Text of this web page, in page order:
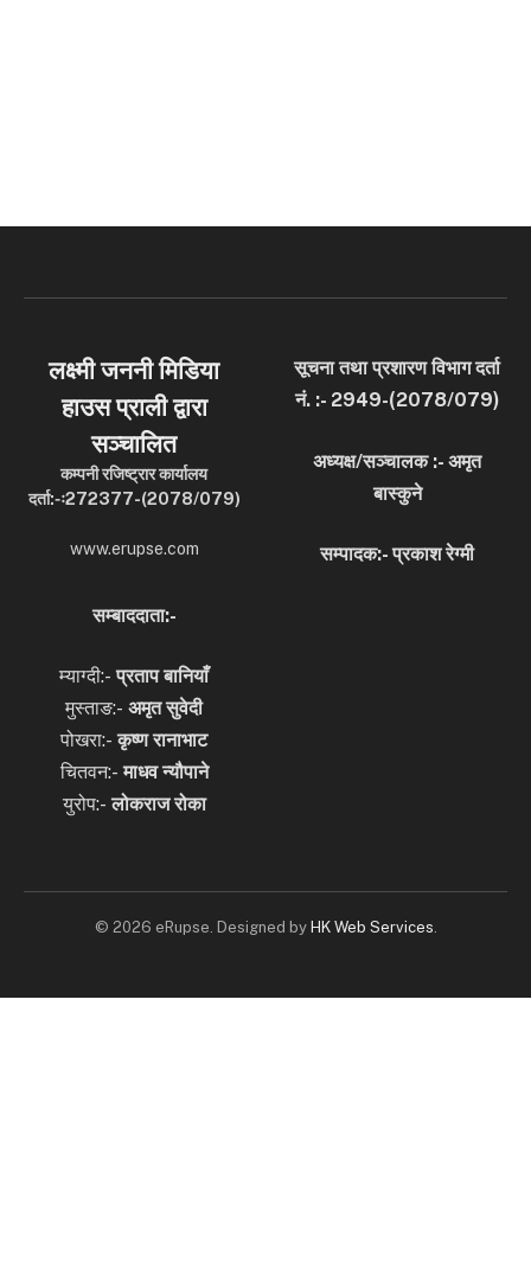
लक्ष्मी जननी मिडिया
हाउस प्राली द्वारा
सञ्चालित
कम्पनी रजिष्ट्रार कार्यालय
दर्ता:-ः272377-(2078/079)
www.erupse.com
सूचना तथा प्रशारण विभाग दर्ता
नं. :- 2949-(2078/079)
अध्यक्ष/सञ्चालक :- अमृत
बास्कुने
सम्पादक:- प्रकाश रेग्मी
सम्बाददाता:-
म्याग्दी:-प्रताप बानियाँ
मुस्ताङ:- अमृत सुवेदी
पोखरा:-कृष्ण रानाभाट
चितवन:-माधव न्यौपाने
युरोप:-लोकराज रोका
© 2026 eRupse. Designed by HK Web Services